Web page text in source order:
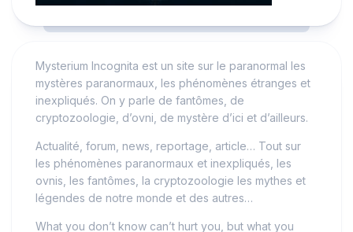
Mysterium Incognita est un site sur le paranormal les
mystères paranormaux, les phénomènes étranges et
inexpliqués. On y parle de fantômes, de
cryptozoologie, d’ovni, de mystère d’ici et d’ailleurs.
Actualité, forum, news, reportage, article… Tout sur
les phénomènes paranormaux et inexpliqués, les
ovnis, les fantômes, la cryptozoologie les mythes et
légendes de notre monde et des autres…
What you don’t know can’t hurt you, but what you